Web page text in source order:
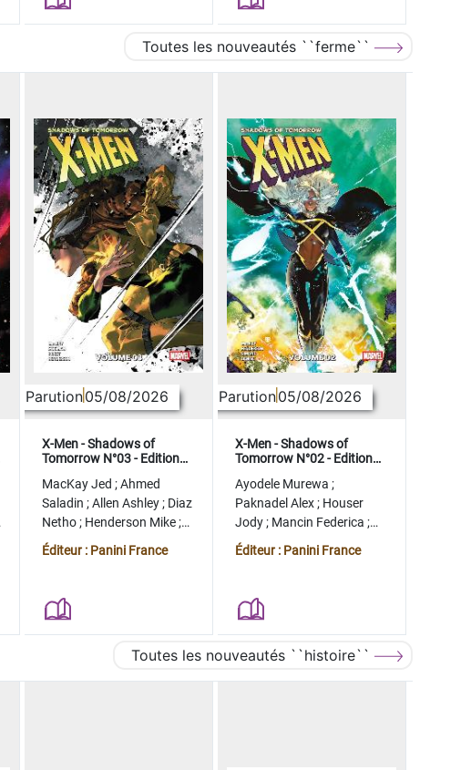
Toutes les nouveautés ``ferme``
Parution05/08/2026
X-Men - Shadows of
Tomorrow N°03 - Edition
MacKay Jed ;Ahmed
Saladin ;Allen Ashley; Diaz
Netho; Henderson Mike;
Stegman Ryan
Éditeur : Panini France
Parution05/08/2026
X-Men - Shadows of
Tomorrow N°02 - Edition
Ayodele Murewa ;
Paknadel Alex; Houser
Jody; Mancin Federica ;
Antonio Roge
Éditeur : Panini France
Toutes les nouveautés ``histoire``